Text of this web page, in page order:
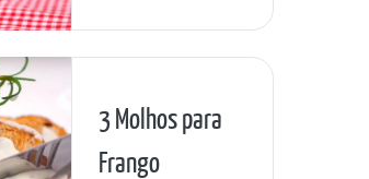
3 Molhos para
Frango